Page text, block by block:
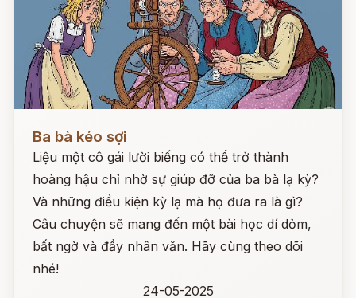
Ba bà kéo sợi
Liệu một cô gái lười biếng có thể trở thành
hoàng hậu chỉ nhờ sự giúp đỡ của ba bà lạ kỳ?
Và những điều kiện kỳ lạ mà họ đưa ra là gì?
Câu chuyện sẽ mang đến một bài học dí dỏm,
bất ngờ và đầy nhân văn. Hãy cùng theo dõi
nhé!
24-05-2025